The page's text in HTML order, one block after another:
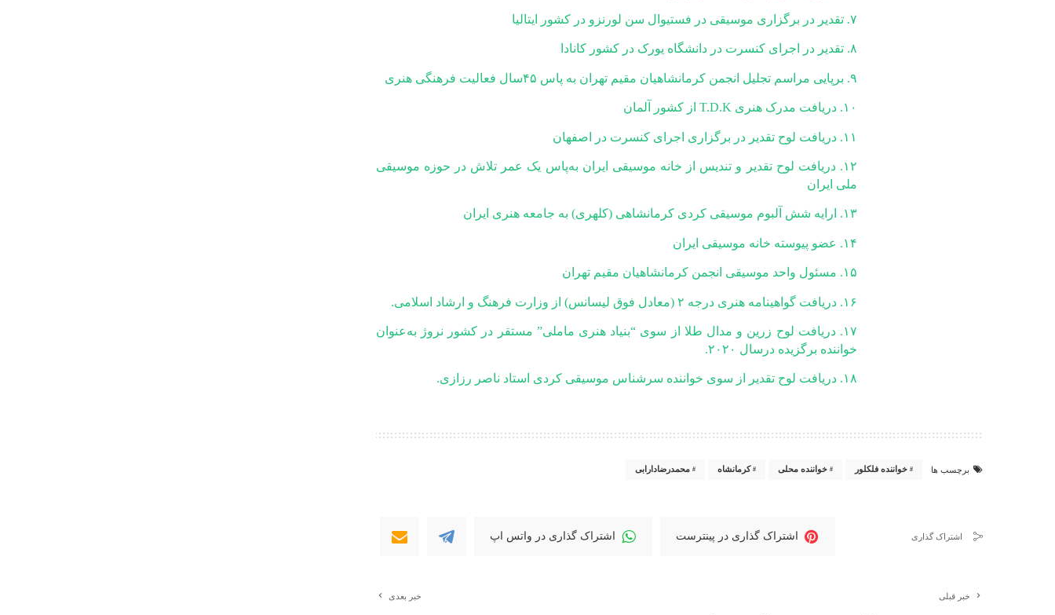
۷. تقدیر در برگزاری موسیقی در فستیوال سن لورنزو در کشور ایتالیا
۸. تقدیر در اجرای کنسرت در دانشگاه یورک در کشور کانادا
۹. برپایی مراسم تجلیل انجمن کرمانشاهیان مقیم تهران به پاس ۴۵سال فعالیت فرهنگی هنری
۱۰. دریافت مدرک هنری T.D.K از کشور آلمان
۱۱. دریافت لوح تقدیر در برگزاری اجرای کنسرت در اصفهان
۱۲. دریافت لوح تقدیر و تندیس از خانه موسیقی ایران به‌پاس یک عمر تلاش در حوزه موسیقی
ملی ایران
۱۳. ارایه شش آلبوم موسیقی کردی کرمانشاهی (کلهری) به جامعه هنری ایران
۱۴. عضو پیوسته خانه موسیقی ایران
۱۵. مسئول واحد موسیقی انجمن کرمانشاهیان مقیم تهران
۱۶. دریافت گواهینامه هنری درجه ۲ (معادل فوق لیسانس) از وزارت فرهنگ و ارشاد اسلامی.
۱۷. دریافت لوح زرین و مدال طلا از سوی “بنیاد هنری ماملی” مستقر در کشور نروژ به‌عنوان
خواننده برگزیده درسال ۲۰۲۰.
۱۸. دریافت لوح تقدیر از سوی خواننده سرشناس موسیقی کردی استاد ناصر رزازی.
برچسب ها خواننده فلکلور خواننده محلی کرمانشاه محمدرضادارابی
اشتراک گذاری اشتراک گذاری در پینترست اشتراک گذاری در واتس اپ
خبر قبلی خبر بعدی